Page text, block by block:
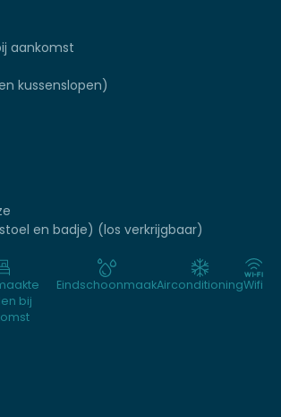
aankomst
kussenslopen)
en badje) (los verkrijgbaar)
bij
EindschoonmaakAirconditioningWifi